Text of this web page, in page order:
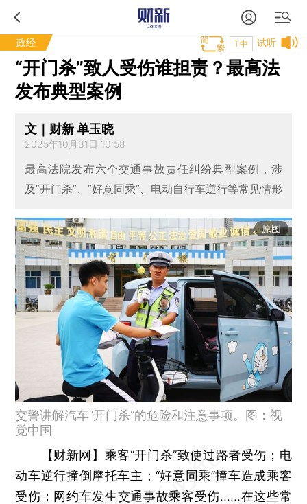
政经 试听
T中
“开门杀”致人受伤谁担责？最高法
发布典型案例
文｜财新 单玉晓
2025年10月31日 10:58
最高法院发布六个交通事故责任纠纷典型案例，涉
及“开门杀”、“好意同乘”、电动自行车逆行等常见情形
原图
交警讲解汽车“开门杀”的危险和注意事项。图：视
觉中国
【财新网】 乘客“开门杀”致使过路者受伤；电
动车逆行撞倒摩托车主；“好意同乘”撞车造成乘客
受伤；网约车发生交通事故乘客受伤……在这些常